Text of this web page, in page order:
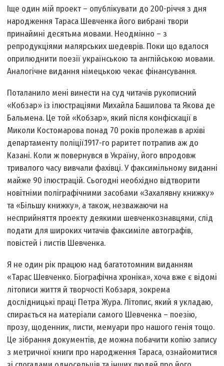
Іще один мій проект – опублікувати до 200-річчя з дня
народження Тараса Шевченка його вибрані твори
принаймні десятьма мовами. Неодмінно – з
репродукціями малярських шедеврів. Поки що вдалося
оприлюднити поезії українською та англійською мовами.
Аналогічне видання німецькою чекає фінансування.
Поталанило мені винести на суд читачів рукописний
«Кобзар» із ілюстраціями Михайла Башилова та Якова де
Бальмена. Це той «Кобзар», який після конфіскації в
Миколи Костомарова понад 70 років пролежав в архіві
департаменту поліції.1917-го раритет потрапив аж до
Казані. Коли ж повернувся в Україну, його впродовж
тривалого часу вивчали фахівці. У факсимільному виданні
майже 90 ілюстрацій. Сьогодні необхідно відтворити
новітніми поліграфічними засобами «Захалявну книжку»
та «Більшу книжку», а також, незважаючи на
несприйняття проекту деякими шевченкознавцями, слід
подати для широких читачів факсиміле автографів,
повістей і листів Шевченка.
Я не один рік працюю над багатотомним виданням
«Тарас Шевченко. Біографічна хроніка», хоча вже є відомі
літописи життя й творчості Кобзаря, зокрема
дослідницькі праці Петра Жура. Літопис, який я укладаю,
спирається на матеріали самого Шевченка – поезію,
прозу, щоденник, листи, мемуари про нашого генія тощо.
Це зібрання документів, де можна побачити копію запису
з метричної книги про народження Тараса, ознайомитися